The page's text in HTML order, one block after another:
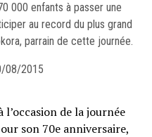
000 enfants à passer une
au record du plus grand
parrain de cette journée.
08/2015
de la journée
son 70e anniversaire,